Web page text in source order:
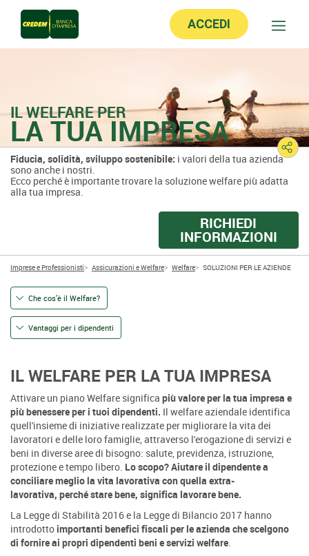
ACCEDI
IL WELFARE PER
LA TUA IMPRESA
Fiducia, solidità, sviluppo sostenibile: i valori della tua azienda
sono anche i nostri.
Ecco perché è importante trovare la soluzione welfare più adatta
alla tua impresa.
RICHIEDI
INFORMAZIONI
Imprese e Professionisti Assicurazioni e Welfare Welfare SOLUZIONI PER LE AZIENDE
Che cos'è il Welfare?
Vantaggi per i dipendenti
IL WELFARE PER LA TUA IMPRESA
Attivare un piano Welfare significa più valore per la tua impresa e
più benessere per i tuoi dipendenti. Il welfare aziendale identifica
quell'insieme di iniziative realizzate per migliorare la vita dei
lavoratori e delle loro famiglie, attraverso l'erogazione di servizi e
beni in diverse aree di bisogno: salute, previdenza, istruzione,
protezione e tempo libero. Lo scopo? Aiutare il dipendente a
conciliare meglio la vita lavorativa con quella extra-
lavorativa, perché stare bene, significa lavorare bene.
La Legge di Stabilità 2016 e la Legge di Bilancio 2017 hanno
introdotto importanti benefici fiscali per le azienda che scelgono
di fornire ai propri dipendenti beni e servizi welfare.